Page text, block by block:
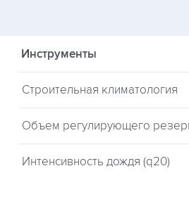
Инструменты
Строительная климатология
Объем регулирующего
Интенсивность дождя (q20)